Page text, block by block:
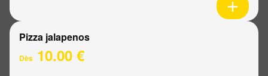
Pizza jalapenos
Dès 10.00 €